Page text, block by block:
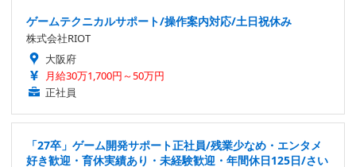
ゲームテクニカルサポート/操作案内対応/土日祝休み
株式会社RIOT
大阪府
月給30万1,700円～50万円
正社員
「27卒」ゲーム開発サポート正社員/残業少なめ・エンタメ
好き歓迎・育休実績あり・未経験歓迎・年間休日125日/さい